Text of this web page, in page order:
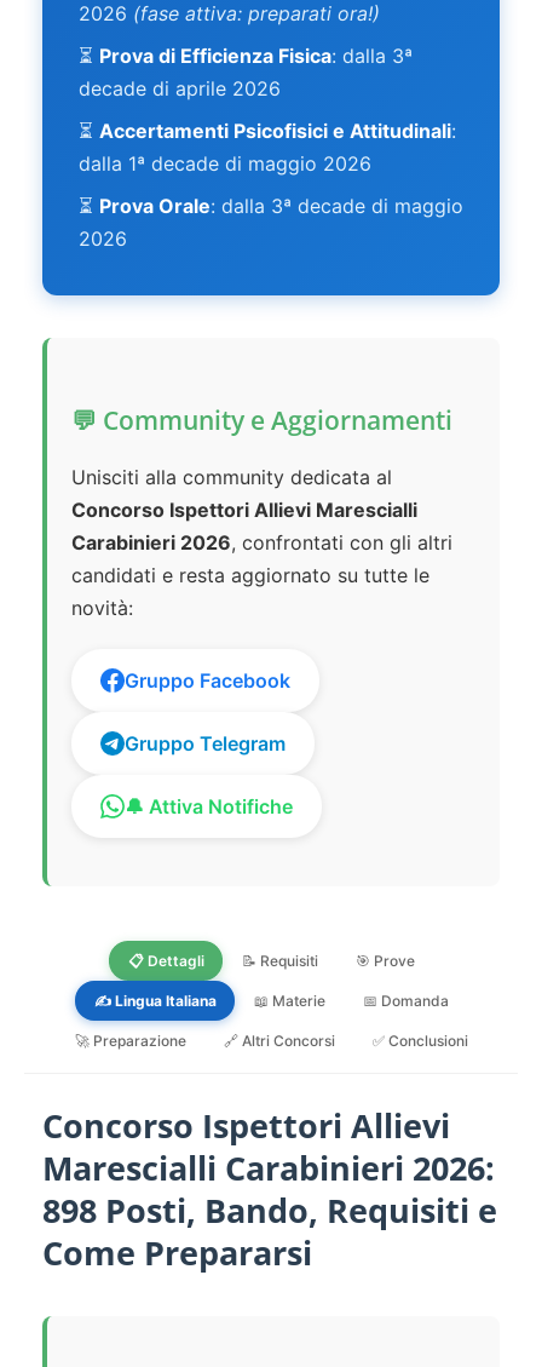
2026 (fase attiva: preparati ora!)
⏳ Prova di Efficienza Fisica: dalla 3ª
decade di aprile 2026
⏳ Accertamenti Psicofisici e Attitudinali:
dalla 1ª decade di maggio 2026
⏳ Prova Orale: dalla 3ª decade di maggio
2026
💬 Community e Aggiornamenti
Unisciti alla community dedicata al
Concorso Ispettori Allievi Marescialli
Carabinieri 2026, confrontati con gli altri
candidati e resta aggiornato su tutte le
novità:
Gruppo Facebook
Gruppo Telegram
🔔 Attiva Notifiche
📋 Dettagli 📝 Requisiti 🎯 Prove
✍️ Lingua Italiana 📖 Materie 📅 Domanda
🚀 Preparazione 🔗 Altri Concorsi ✅ Conclusioni
Concorso Ispettori Allievi
Marescialli Carabinieri 2026:
898 Posti, Bando, Requisiti e
Come Prepararsi